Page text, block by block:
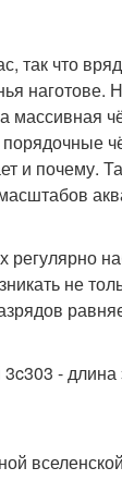
так что
наготове.
массивная
порядочные
и почему.
регулярно
не
- длина